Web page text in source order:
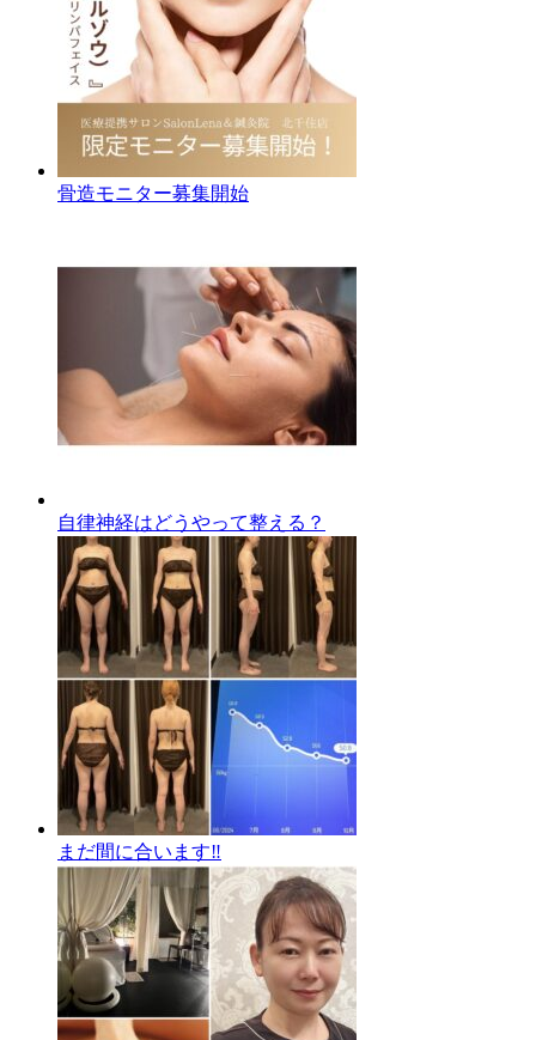
骨造モニター募集開始
自律神経はどうやって整える？
まだ間に合います‼️